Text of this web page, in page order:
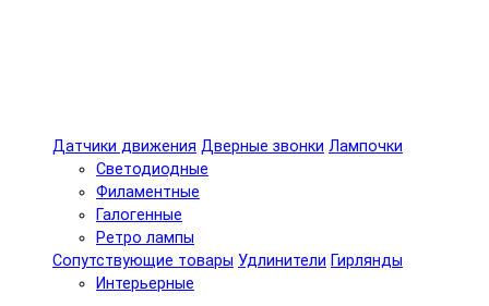
Датчики движения Дверные звонки Лампочки
Светодиодные
Филаментные
Галогенные
Ретро лампы
Сопутствующие товары Удлинители Гирлянды
Интерьерные